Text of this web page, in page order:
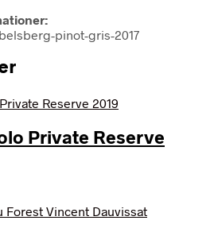
pinot-gris-2017
Private Reserve